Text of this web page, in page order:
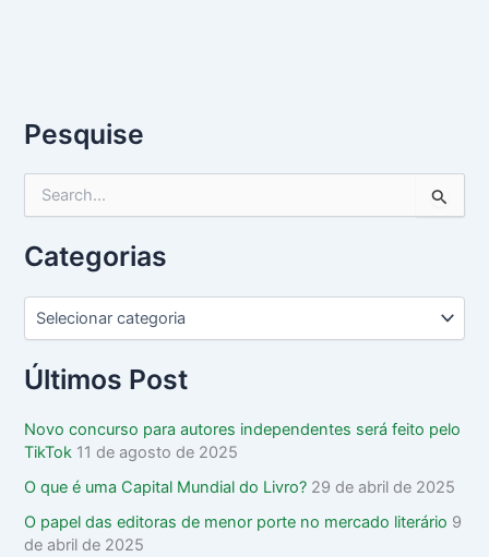
Pesquise
e
q
i
r
p
r
Categorias
Últimos Post
Novo concurso para autores independentes será feito pelo
TikTok 11 de agosto de 2025
O que é uma Capital Mundial do Livro? 29 de abril de 2025
O papel das editoras de menor porte no mercado literário 9
de abril de 2025